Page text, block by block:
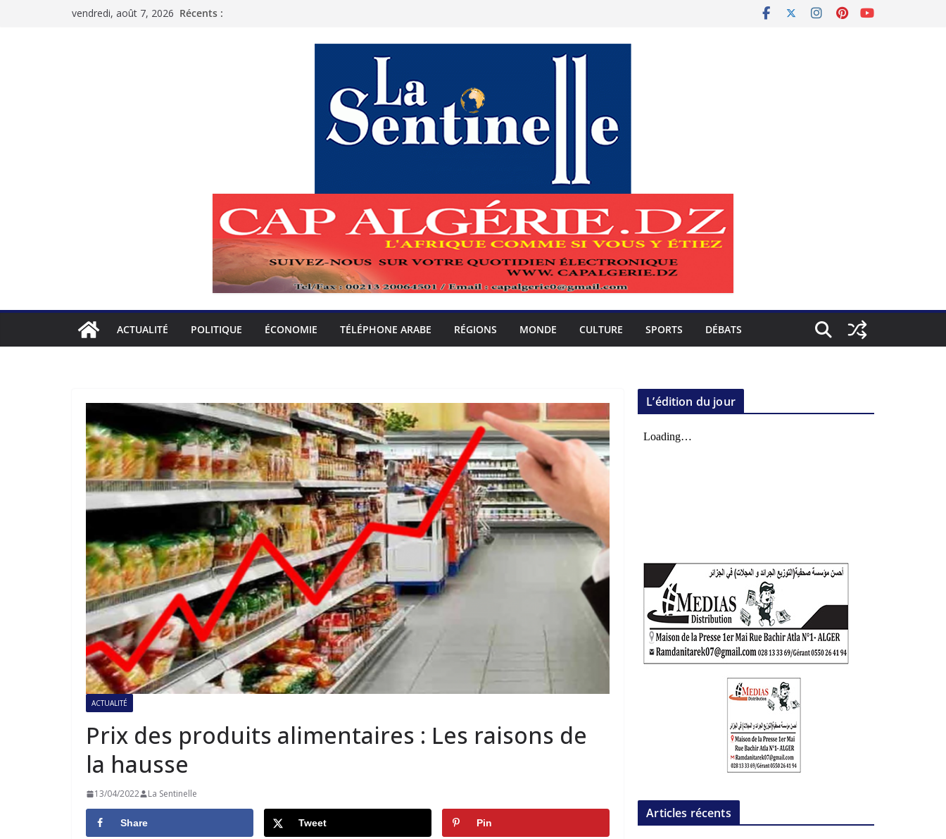
vendredi, août 7, 2026 Récents :
ACTUALITÉ POLITIQUE ÉCONOMIE TÉLÉPHONE ARABE RÉGIONS MONDE CULTURE SPORTS DÉBATS
ACTUALITÉ
Prix des produits alimentaires : Les raisons de
la hausse
13/04/2022 La Sentinelle
Share Tweet Pin
L’édition du jour
Articles récents